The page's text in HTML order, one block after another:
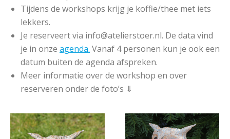
Tijdens de workshops krijg je koffie/thee met iets
lekkers.
Je reserveert via info@atelierstoer.nl. De data vind
je in onze agenda. Vanaf 4 personen kun je ook een
datum buiten de agenda afspreken.
Meer informatie over de workshop en over
reserveren onder de foto’s ⇓